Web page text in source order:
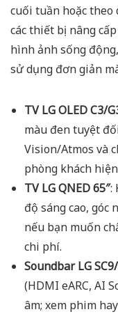
cuối tuần hoặc
các thiết bị nâng
hình ảnh sống
sử dụng đơn giản
TV LG OLED C3/
màu đen tuyệt
Vision/Atmos và
phòng khách
TV LG QNED 65″:
độ sáng cao, góc
nếu bạn muốn
chi phí.
Soundbar LG
(HDMI eARC, AI
âm; xem phim